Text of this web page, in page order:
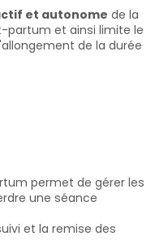
et autonome de la
partum et ainsi limite le
de la durée
permet de gérer les
une séance
et la remise des